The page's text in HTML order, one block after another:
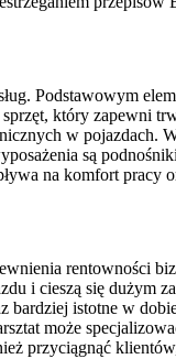
Podstawowym
który zapewni
w pojazdach.
są
na komfort pracy
rentowności
i cieszą się dużym
bardziej istotne w
może
przyciągnąć